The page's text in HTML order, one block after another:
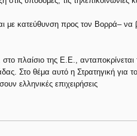
κατεύθυνση προς τον Βορρά– να
πλαίσιο της Ε.Ε., ανταποκρίνεται
Στο θέμα αυτό η Στρατηγική για
ελληνικές επιχειρήσεις